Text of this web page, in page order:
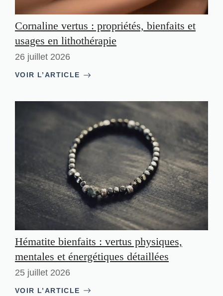
Cornaline vertus : propriétés, bienfaits et
usages en lithothérapie
26 juillet 2026
VOIR L’ARTICLE
Hématite bienfaits : vertus physiques,
mentales et énergétiques détaillées
25 juillet 2026
VOIR L’ARTICLE